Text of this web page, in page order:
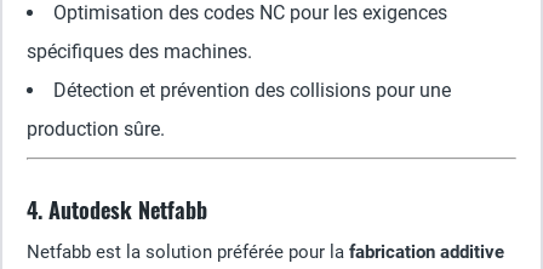
Optimisation des codes NC pour les exigences
spécifiques des machines.
Détection et prévention des collisions pour une
production sûre.
4. Autodesk Netfabb
Netfabb est la solution préférée pour la fabrication additive